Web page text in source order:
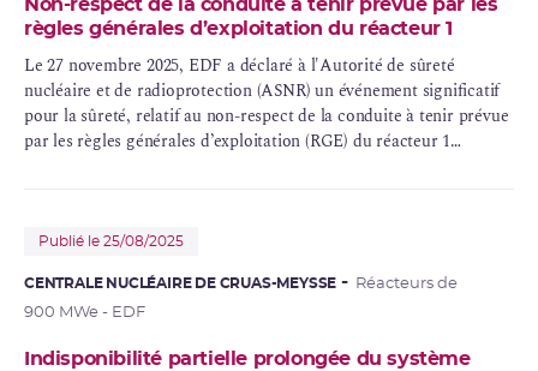
Non-respect de la conduite à tenir prévue par les
règles générales d’exploitation du réacteur 1
Le 27 novembre 2025, EDF a déclaré à l'Autorité de sûreté
nucléaire et de radioprotection (ASNR) un événement significatif
pour la sûreté, relatif au non-respect de la conduite à tenir prévue
par les règles générales d’exploitation (RGE) du réacteur 1
Publié le 25/08/2025
CENTRALE NUCLÉAIRE DE CRUAS-MEYSSE
Réacteurs de
900 MWe - EDF
Indisponibilité partielle prolongée du système